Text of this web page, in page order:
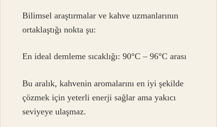
Bilimsel araştırmalar ve kahve uzmanlarının
ortaklaştığı nokta şu:
En ideal demleme sıcaklığı: 90°C – 96°C arası
Bu aralık, kahvenin aromalarını en iyi şekilde
çözmek için yeterli enerji sağlar ama yakıcı
seviyeye ulaşmaz.